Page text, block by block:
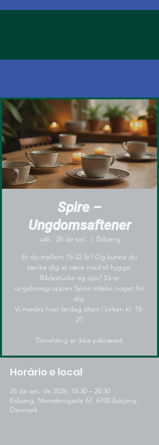
Spire –
Ungdomsaftener
sáb., 26 de set.
  |
Esbjerg
Er du mellem 15-22 år? Og kunne du
tænke dig at være med til hygge,
Biblestudie og sjov? Så er
ungdomsgruppen Spire måske noget for
dig.
Vi mødes hver lørdag aften i kirken kl. 18-
21
Tilmelding er ikke påkrævet.
Horário e local
26 de set. de 2026, 18:30 – 20:30
Esbjerg, Nørrebrogade 67, 6700 Esbjerg,
Danmark